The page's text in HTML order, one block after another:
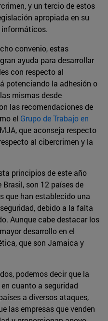
y un tercio de estos
apropiada en su
informáticos.
convenio, estas
ayuda para desarrollar
con respecto al
potenciando la adhesión o
mismas desde
las recomendaciones de
el Grupo de Trabajo en
que aconseja respecto
al cibercrimen y la
principios de este año
son 12 países de
que han establecido una
debido a la falta
Aunque cabe destacar los
desarrollo en el
que son Jamaica y
podemos decir que la
cuanto a seguridad
a diversos ataques,
las empresas que venden